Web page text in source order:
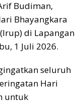
Budiman,
Bhayangkara
di Lapangan
1 Juli 2026.
seluruh
Hari
untuk